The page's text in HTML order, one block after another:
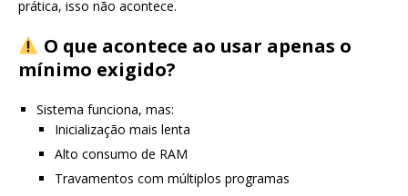
prática, isso não acontece.
O que acontece ao usar apenas o
mínimo exigido?
Sistema funciona, mas:
Inicialização mais lenta
Alto consumo de RAM
Travamentos com múltiplos programas